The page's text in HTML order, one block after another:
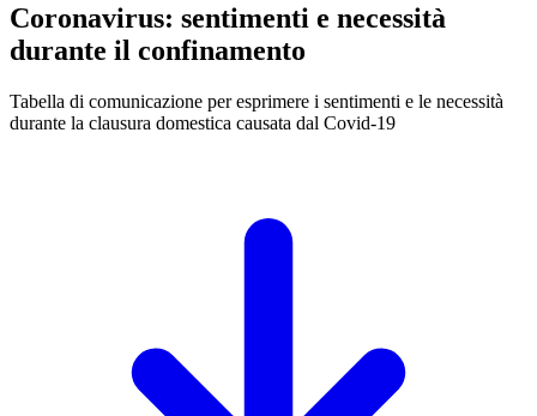
Coronavirus: sentimenti e necessità
durante il confinamento
Tabella di comunicazione per esprimere i sentimenti e le necessità
durante la clausura domestica causata dal Covid-19